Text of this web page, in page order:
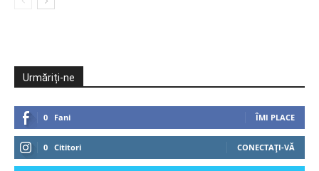
Urmăriți-ne
0 Fani ÎMI PLACE
0 Cititori CONECTAȚI-VĂ